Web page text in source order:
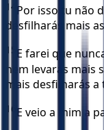
14 Por isso tu não
desfilharás mais
15 E farei que
nem levarás mais
mais desfilharás a
16 E veio a mim a